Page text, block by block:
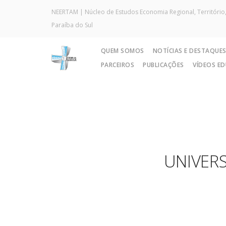
NEERTAM | Núcleo de Estudos Economia Regional,
Paraíba do Sul
QUEM SOMOS NOTÍCIAS E DESTAQUES
PARCEIROS
PUBLICAÇÕES
VÍDEOS